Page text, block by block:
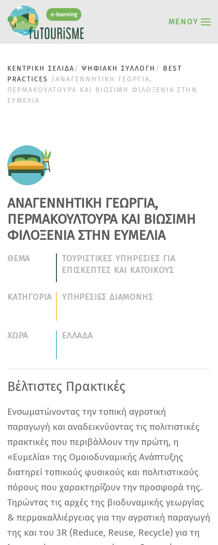
ΜΕΝΟΎ
ΚΕΝΤΡΙΚΗ ΣΕΛΙΔΑ ΨΗΦΙΑΚΗ ΣΥΛΛΟΓΗ
BEST
PRACTICES
ΑΝΑΓΕΝΝΗΤΙΚΉ ΓΕΩΡΓΊΑ,
ΠΕΡΜΑΚΟΥΛΤΟΎΡΑ ΚΑΙ ΒΙΏΣΙΜΗ ΦΙΛΟΞΕΝΊΑ ΣΤΗΝ
ΕΥΜΕΛΊΑ
ΑΝΑΓΕΝΝΗΤΙΚΉ ΓΕΩΡΓΊΑ,
ΠΕΡΜΑΚΟΥΛΤΟΎΡΑ ΚΑΙ ΒΙΏΣΙΜΗ
ΦΙΛΟΞΕΝΊΑ ΣΤΗΝ ΕΥΜΕΛΊΑ
ΘΈΜΑ
ΤΟΥΡΙΣΤΙΚΈΣ ΥΠΗΡΕΣΊΕΣ ΓΙΑ
ΕΠΙΣΚΈΠΤΕΣ ΚΑΙ ΚΑΤΟΊΚΟΥΣ
ΚΑΤΗΓΟΡΊΑ ΥΠΗΡΕΣΙΕΣ ΔΙΑΜΟΝΗΣ
ΧΏΡΑ ΕΛΛΑΔΑ
Βέλτιστες Πρακτικές
Ενσωματώνοντας την τοπική αγροτική
παραγωγή και αναδεικνύοντας τις πολιτιστικές
πρακτικές που περιβάλλουν την πρώτη, η
«Ευμελία» της Ομοιοδυναμικής Ανάπτυξης
διατηρεί τοπικούς φυσικούς και πολιτιστικούς
πόρους που χαρακτηρίζουν την προσφορά της.
Τηρώντας τις αρχές της βιοδυναμικής γεωργίας
& περμακαλλιέργειας για την αγροτική παραγωγή
της και του 3R (Reduce, Reuse, Recycle) για τη